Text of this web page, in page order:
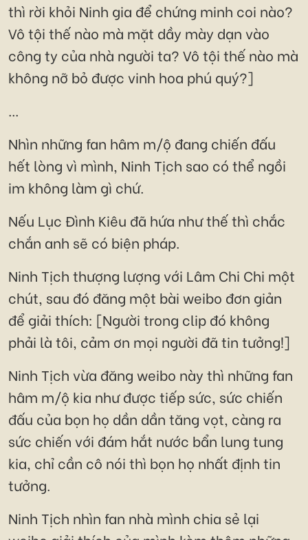
thì rời khỏi Ninh gia để chứng minh coi nào?
Vô tội thế nào mà mặt dầy mày dạn vào
công ty của nhà người ta? Vô tội thế nào mà
không nỡ bỏ được vinh hoa phú quý?]
...
Nhìn những fan hâm m/ộ đang chiến đấu
hết lòng vì mình, Ninh Tịch sao có thể ngồi
im không làm gì chứ.
Nếu Lục Đình Kiêu đã hứa như thế thì chắc
chắn anh sẽ có biện pháp.
Ninh Tịch thượng lượng với Lâm Chi Chi một
chút, sau đó đăng một bài weibo đơn giản
để giải thích: [Người trong clip đó không
phải là tôi, cảm ơn mọi người đã tin tưởng!]
Ninh Tịch vừa đăng weibo này thì những fan
hâm m/ộ kia như được tiếp sức, sức chiến
đấu của bọn họ dần dần tăng vọt, càng ra
sức chiến với đám hắt nước bẩn lung tung
kia, chỉ cần cô nói thì bọn họ nhất định tin
tưởng.
Ninh Tịch nhìn fan nhà mình chia sẻ lại